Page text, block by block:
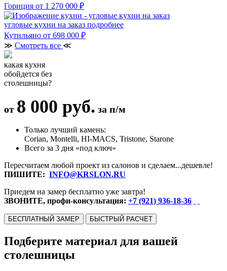
Гориция от 1 270 000 ₽
угловые кухни на заказ подробнее
Кутильяно от 698 000 ₽
≫ Смотреть все ≪
какая кухня
обойдется без
столешницы?
от 8 000 руб. за п/м
Только лучший камень:
Corian, Montelli, HI-MACS, Tristone, Starone
Всего за 3 дня «под ключ»
Пересчитаем любой проект из салонов и сделаем...дешевле!
ПИШИТЕ: INFO@KRSLON.RU
Приедем на замер бесплатно уже завтра!
ЗВОНИТЕ, профи-консультация: +7 (921) 936-18-36
БЕСПЛАТНЫЙ ЗАМЕР БЫСТРЫЙ РАСЧЕТ
Подберите материал для вашей
столешницы